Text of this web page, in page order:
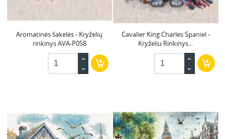
Aromatinės šakelės - Kryželių
rinkinys AVA-P058
Cavalier King Charles Spaniel -
Kryželiu Rinkinys...